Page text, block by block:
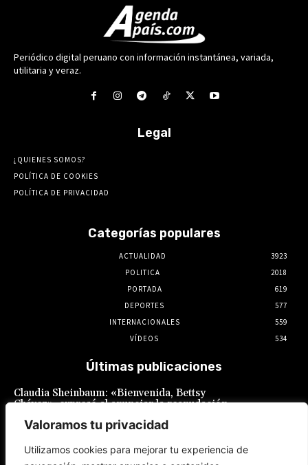
Valoramos tu privacidad
Utilizamos cookies para mejorar tu experiencia de
Periódico digital peruano con información instantánea, variada,
utilitaria y veraz.
Legal
¿QUIENES SOMOS?
POLÍTICA DE COOKIES
POLÍTICA DE PRIVACIDAD
Categorías populares
ACTUALIDAD
3923
POLITICA
2018
PORTADA
619
DEPORTES
577
INTERNACIONALES
559
VÍDEOS
534
Últimas publicaciones
Claudia Sheinbaum: «Bienvenida, Bettsy
Chávez», expresó al anunciar la reanudación
7 de agosto de 2026